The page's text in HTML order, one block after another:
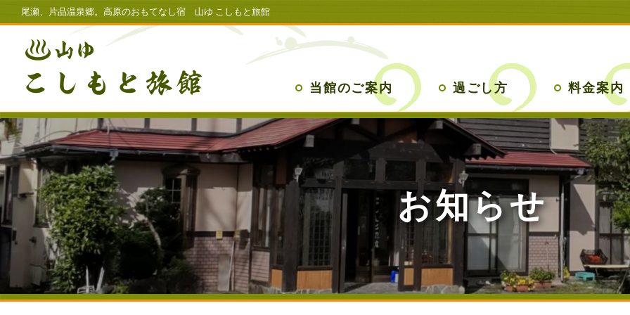
尾瀬、片品温泉郷。高原のおもてなし宿 山ゆ こしもと旅館
当館のご案内 過ごし方 料金案内
お知らせ